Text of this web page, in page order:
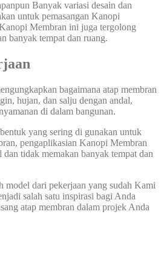
Banyak variasi desain dan
untuk pemasangan Kanopi
Membran ini juga tergolong
banyak tempat dan ruang.
bagaimana atap membran
hujan, dan salju dengan andal,
di dalam bangunan.
yang sering di gunakan untuk
pengaplikasian Kanopi Membran
tidak memakan banyak tempat dan
model dari pekerjaan yang sudah Kami
salah satu inspirasi bagi Anda
atap membran dalam projek Anda